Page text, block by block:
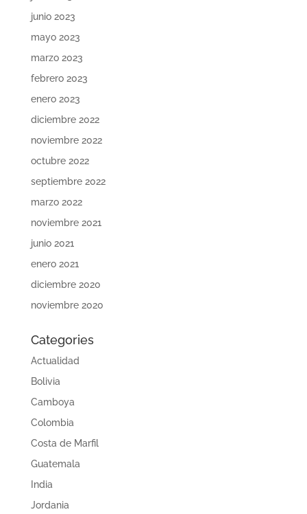
junio 2023
mayo 2023
marzo 2023
febrero 2023
enero 2023
diciembre 2022
noviembre 2022
octubre 2022
septiembre 2022
marzo 2022
noviembre 2021
junio 2021
enero 2021
diciembre 2020
noviembre 2020
Categories
Actualidad
Bolivia
Camboya
Colombia
Costa de Marfil
Guatemala
India
Jordania